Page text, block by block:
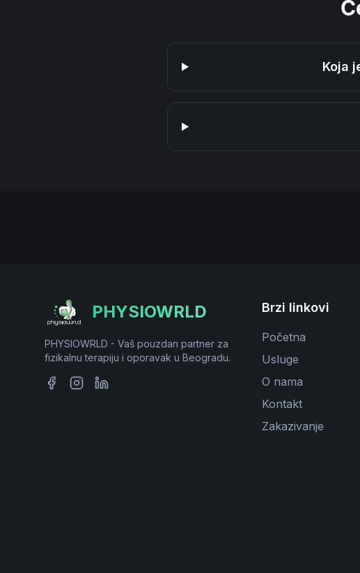
Koja
PHYSIOWRLD
PHYSIOWRLD - Vaš pouzdan partner za
fizikalnu terapiju i oporavak u Beogradu.
Brzi linkovi
Početna
Usluge
O nama
Kontakt
Zakazivanje